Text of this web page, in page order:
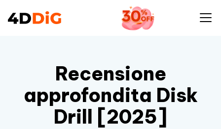
Recensione
approfondita Disk
Drill [2025]